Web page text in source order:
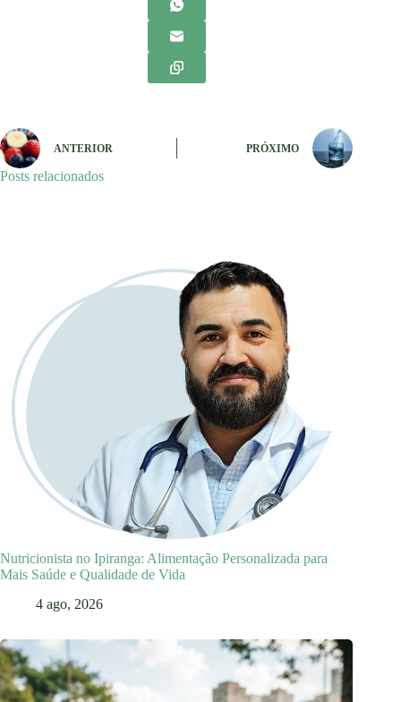
ANTERIOR PRÓXIMO
Posts relacionados
Nutricionista no Ipiranga: Alimentação Personalizada para
Mais Saúde e Qualidade de Vida
4 ago, 2026